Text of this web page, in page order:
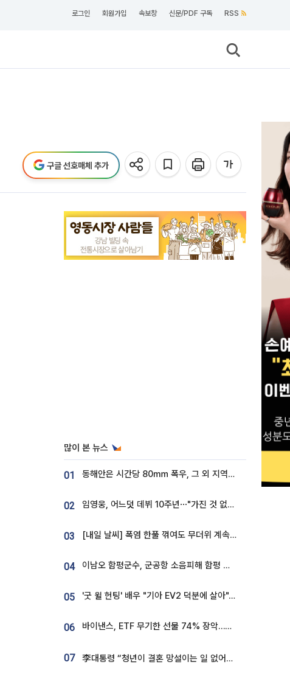
로그인 회원가입 속보창 신문/PDF 구독 RSS
구글 선호매체 추가
많이 본 뉴스
01 동해안은 시간당 80㎜ 폭우, 그 외 지역은 폭염…‘극과 극 날씨’
02 임영웅, 어느덧 데뷔 10주년⋯"가진 것 없던 시절, 내 앞엔 20명의 팬뿐"
03 [내일 날씨] 폭염 한풀 꺾여도 무더위 계속⋯동해안 이틀 연속 비
04 이남오 함평군수, 군공항 소음피해 함평 보상 요구
05 '굿 윌 헌팅' 배우 "기아 EV2 덕분에 살아"…교통사고 후 안전성 극찬
06 바이낸스, ETF 무기한 선물 74% 장악…한국 레버리지 ETF 거래 급증 [e가상자산]
07 李대통령 “청년이 결혼 망설이는 일 없어야...제도상 불이익 조사”